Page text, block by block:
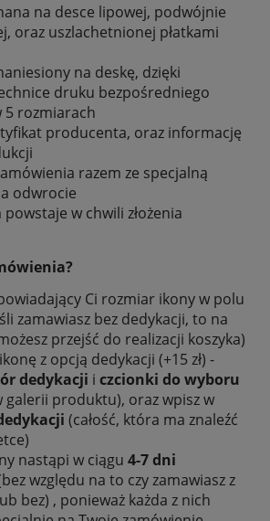
na desce lipowej, podwójnie
oraz uszlachetnionej płatkami
na deskę, dzięki
druku bezpośredniego
5 rozmiarach
producenta, oraz informację
razem ze specjalną
odwrocie
powstaje w chwili złożenia
Ci rozmiar ikony w polu
zamawiasz bez dedykacji, to na
przejść do realizacji koszyka)
z opcją dedykacji (+15 zł) -
dedykacji i czcionki do wyboru
galerii produktu), oraz wpisz w
(całość, która ma znaleźć
nastąpi w ciągu 4-7 dni
względu na to czy zamawiasz z
bez) , ponieważ każda z nich